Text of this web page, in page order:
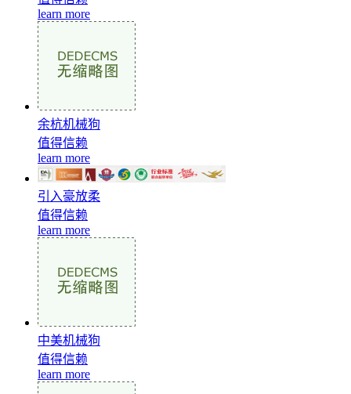
learn more
余杭机械狗
值得信赖
learn more
引入豪放柔
值得信赖
learn more
中美机械狗
值得信赖
learn more